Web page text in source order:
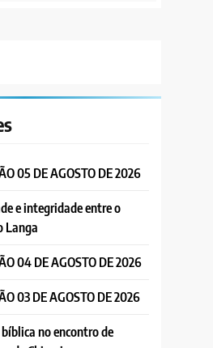
05 DE AGOSTO DE 2026
e integridade entre o
Langa
04 DE AGOSTO DE 2026
03 DE AGOSTO DE 2026
no encontro de